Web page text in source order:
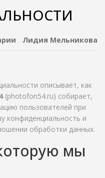
Лидия Мельникова
описывает, как
(photofon54.ru) собирает,
пользователей при
конфиденциальность и
обработки данных.
мы